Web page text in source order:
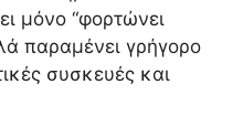
μόνο “φορτώνει
παραμένει γρήγορο
συσκευές και